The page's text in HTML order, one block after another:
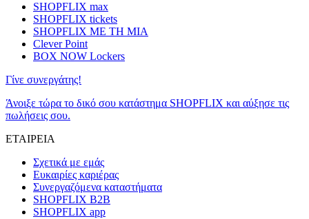
SHOPFLIX max
SHOPFLIX tickets
SHOPFLIX ΜΕ ΤΗ ΜΙΑ
Clever Point
BOX NOW Lockers
Γίνε συνεργάτης!
Άνοιξε τώρα το δικό σου κατάστημα SHOPFLIX και αύξησε τις
πωλήσεις σου.
ΕΤΑΙΡΕΙΑ
Σχετικά με εμάς
Ευκαιρίες καριέρας
Συνεργαζόμενα καταστήματα
SHOPFLIX B2B
SHOPFLIX app